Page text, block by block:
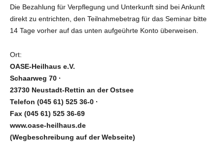
Die Bezahlung für Verpflegung und Unterkunft sind bei Ankunft
direkt zu entrichten, den Teilnahmebetrag für das Seminar bitte
14 Tage vorher auf das unten aufgeührte Konto überweisen.
Ort:
OASE-Heilhaus e.V.
Schaarweg 70 ·
23730 Neustadt-Rettin an der Ostsee
Telefon (045 61) 525 36-0 ·
Fax (045 61) 525 36-69
www.oase-heilhaus.de
(Wegbeschreibung auf der Webseite)